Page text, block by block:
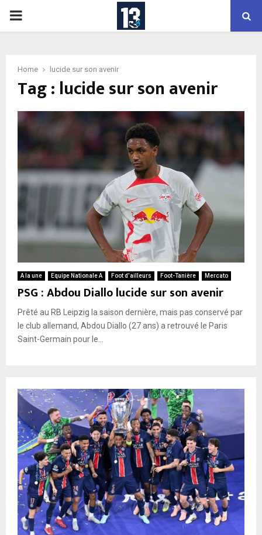
PRIMARY
Home lucide sur son avenir
Tag : lucide sur son avenir
A la une Equipe Nationale A Foot d’ailleurs Foot-Tanière Mercato
PSG : Abdou Diallo lucide sur son avenir
Prêté au RB Leipzig la saison dernière, mais pas conservé par
le club allemand, Abdou Diallo (27 ans) a retrouvé le Paris
Saint-Germain pour le...